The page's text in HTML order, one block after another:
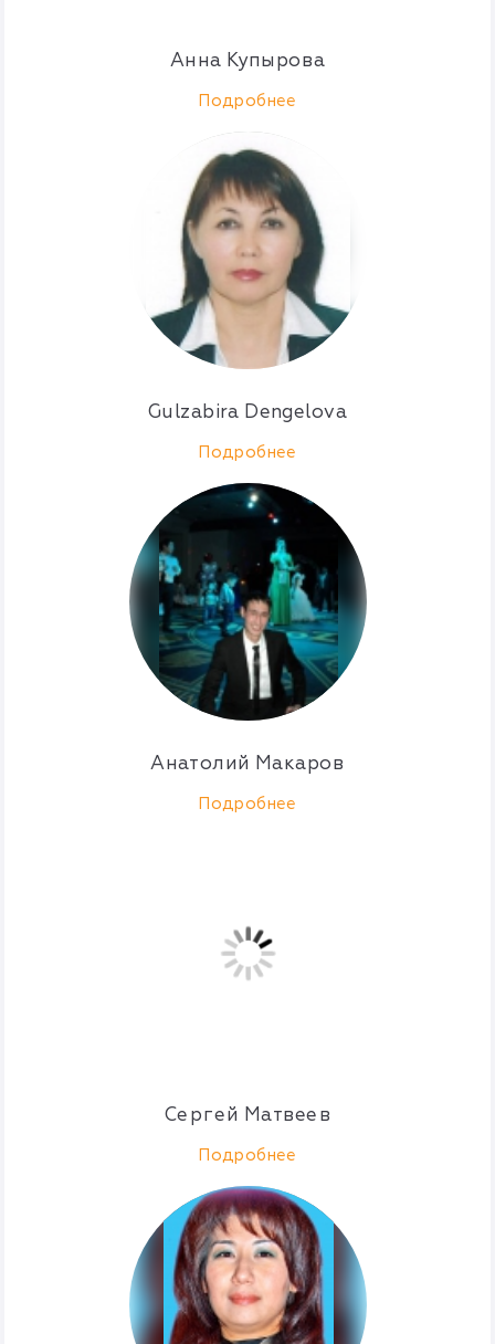
Анна Купырова
Подробнее
Gulzabira Dengelova
Подробнее
Анатолий Макаров
Подробнее
Сергей Матвеев
Подробнее